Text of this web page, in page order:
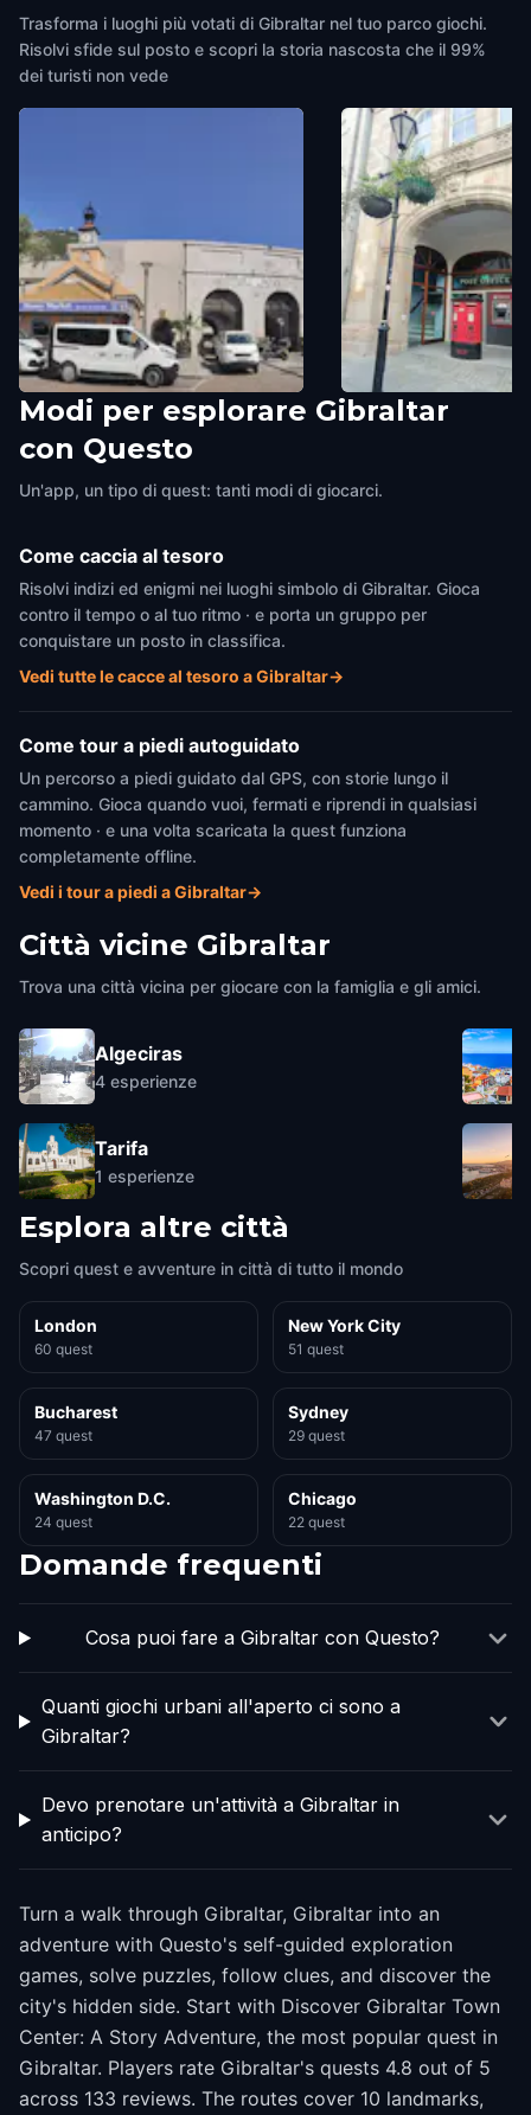
Trasforma i luoghi più votati di Gibraltar nel tuo parco giochi.
Risolvi sfide sul posto e scopri la storia nascosta che il 99%
dei turisti non vede
Market Place Terminus
Gibraltar,Gibraltar
Post Office
Modi per esplorare Gibraltar
con Questo
Un'app, un tipo di quest: tanti modi di giocarci.
Come caccia al tesoro
Risolvi indizi ed enigmi nei luoghi simbolo di Gibraltar. Gioca
contro il tempo o al tuo ritmo · e porta un gruppo per
conquistare un posto in classifica.
Vedi tutte le cacce al tesoro a Gibraltar→
Come tour a piedi autoguidato
Un percorso a piedi guidato dal GPS, con storie lungo il
cammino. Gioca quando vuoi, fermati e riprendi in qualsiasi
momento · e una volta scaricata la quest funziona
completamente offline.
Vedi i tour a piedi a Gibraltar→
Città vicine Gibraltar
Trova una città vicina per giocare con la famiglia e gli amici.
Algeciras
4 esperienze
Tarifa
1 esperienze
Esplora altre città
Scopri quest e avventure in città di tutto il mondo
London
60 quest
New York City
51 quest
Bucharest
47 quest
Sydney
29 quest
Washington D.C.
24 quest
Chicago
22 quest
Domande frequenti
Cosa puoi fare a Gibraltar con Questo?
Quanti giochi urbani all'aperto ci sono a
Gibraltar?
Devo prenotare un'attività a Gibraltar in
anticipo?
Turn a walk through Gibraltar, Gibraltar into an
adventure with Questo's self-guided exploration
games, solve puzzles, follow clues, and discover the
city's hidden side. Start with Discover Gibraltar Town
Center: A Story Adventure, the most popular quest in
Gibraltar. Players rate Gibraltar's quests 4.8 out of 5
across 133 reviews. The routes cover 10 landmarks,